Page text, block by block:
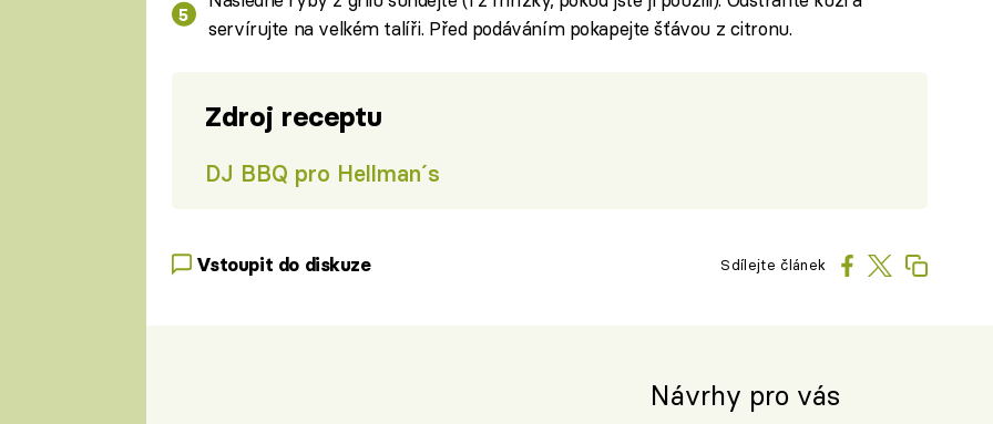
servírujte na velkém talíři. Před podáváním pokapejte šťávou z citronu.
Zdroj receptu
DJ BBQ pro Hellman´s
Vstoupit do diskuze Sdílejte článek
Návrhy pro vás